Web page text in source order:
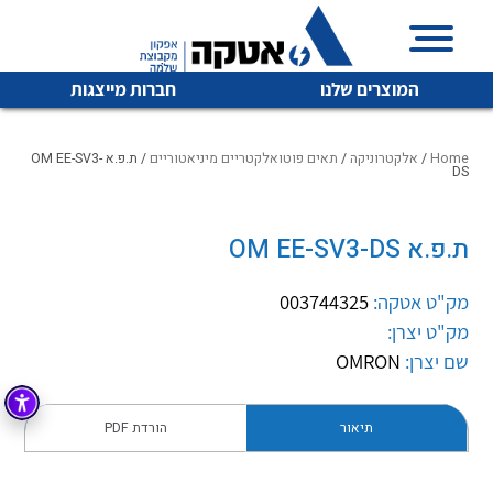
המוצרים שלנו חברות מייצגות
איכות | שרות | זמינות
והפצה של מוצרי
מיתוג, בקרה , ואינסטלציה חשמלית ופעילה ב7 תחומים:
חשמל מיתוג ואינסטלציה חשמלית
בקרה
זיווד
לכל מוצרי היצרן
לכל מוצרי היצרן לכל מוצרי היצרן
Home
/ אלקטרוניקה / תאים פוטואלקטריים מיניאטוריים / ת.פ.א OM EE-SV3-
DS
ת.פ.א OM EE-SV3-DS
מק"ט אטקה: 003744325
מק"ט יצרן:
שם יצרן: OMRON
תיאור הורדת PDF